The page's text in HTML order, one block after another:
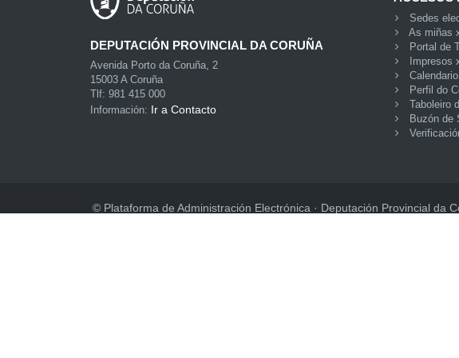
DEPUTACIÓN PROVINCIAL DA CORUÑA
Avenida Porto da Coruña, 2
15003 A Coruña
Tlf: 981 415 000
Información: Ir a Contacto
Sedes
As miñas
Portal de
Impresos
Perfil do
Taboleiro
Buzón de
© Plataforma de Administración Electrónica · Deputación Provincial da